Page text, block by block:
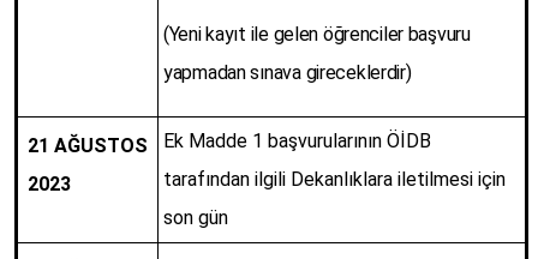
(Yeni kayıt ile gelen öğrenciler başvuru
yapmadan sınava gireceklerdir)
21 AĞUSTOS
2023
Ek Madde 1 başvurularının ÖİDB
tarafından ilgili Dekanlıklara iletilmesi için
son gün